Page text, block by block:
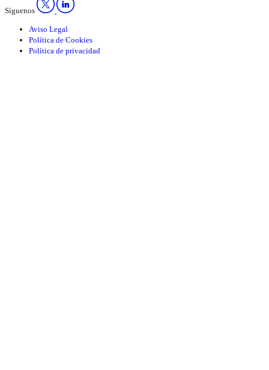
Síguenos
Aviso Legal
Política de Cookies
Política de privacidad